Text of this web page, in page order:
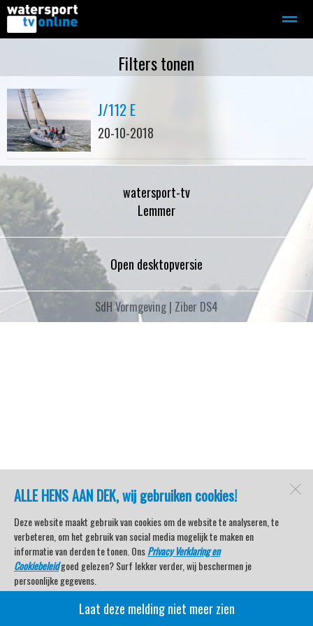
Motorboot-sloep Adverteren
Home Contact
ALLE HENS AAN DEK, wij gebruiken cookies!
Deze website maakt gebruik van cookies om de website te analyseren, te
verbeteren, om het gebruik van social media mogelijk te maken en
informatie van derden te tonen. OnsPrivacy Verklaring en
Cookiebeleidgoed gelezen? Surf lekker verder, wij beschermen je
persoonlijke gegevens.
Veel kijkplezier met Watersport TV Beleving & Nieuws!
Laat deze melding niet meer zien
Filters tonen
J/112 E
20-10-2018
watersport-tv
Lemmer
Open desktopversie
SdH Vormgeving | Ziber DS4